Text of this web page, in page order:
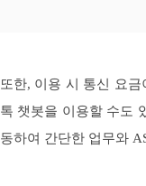
또한, 이용 시 통신 요
톡 챗봇을 이용할 수도
동하여 간단한 업무와